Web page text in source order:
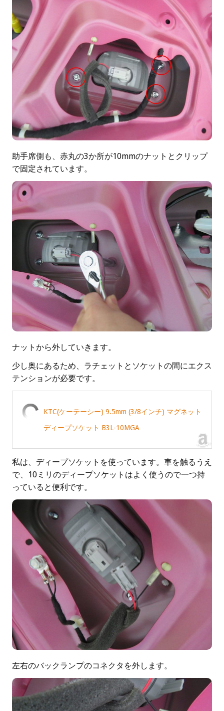
助手席側も、赤丸の3か所が10mmのナットとクリップ
で固定されています。
ナットから外していきます。
少し奥にあるため、ラチェットとソケットの間にエクス
テンションが必要です。
KTC(ケーテーシー) 9.5mm (3/8インチ) マグネット
ディープソケット B3L-10MGA
私は、ディープソケットを使っています。車を触るうえ
で、10ミリのディープソケットはよく使うので一つ持
っていると便利です。
左右のバックランプのコネクタを外します。